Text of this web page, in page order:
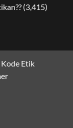
(3,415)
Kode Etik